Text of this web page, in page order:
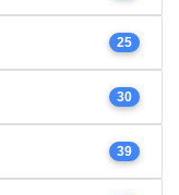
25
30
39